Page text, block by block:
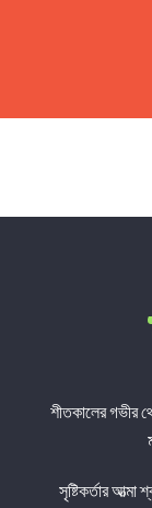
শীতকালের গভীর
সৃষ্টিকর্তার